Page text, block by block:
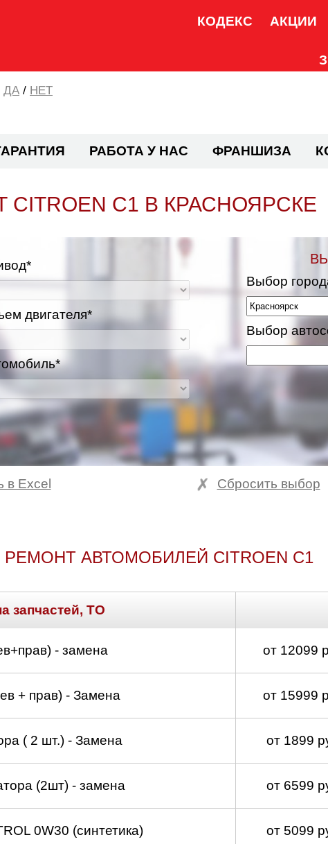
КОДЕКС АКЦИИ
/ НЕТ
РАБОТА У НАС ФРАНШИЗА
C1 В КРАСНОЯРСКЕ
двигателя*
Выбор
Выбор
в Excel Сбросить выбор
АВТОМОБИЛЕЙ CITROEN C1
запчастей, ТО
- замена от 12099
+ прав) - Замена от 15999
( 2 шт.) - Замена от 1899
(2шт) - замена от 6599
0W30 (синтетика) от 5099